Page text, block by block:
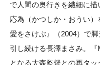
で人間の奥行きを繊細に
応為（かつしか・おうい）
愛をさけぶ』（2004）で
引し続ける長澤まさみ。
となる大森監督との再タ